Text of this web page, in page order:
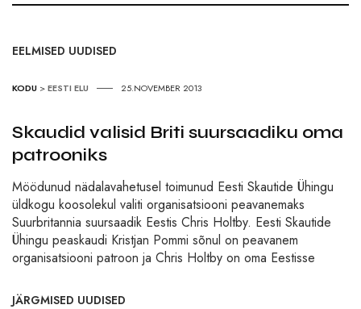
EELMISED UUDISED
KODU >EESTI ELU 25.NOVEMBER 2013
Skaudid valisid Briti suursaadiku oma
patrooniks
Möödunud nädalavahetusel toimunud Eesti Skautide Ühingu
üldkogu koosolekul valiti organisatsiooni peavanemaks
Suurbritannia suursaadik Eestis Chris Holtby. Eesti Skautide
Ühingu peaskaudi Kristjan Pommi sõnul on peavanem
organisatsiooni patroon ja Chris Holtby on oma Eestisse
JÄRGMISED UUDISED